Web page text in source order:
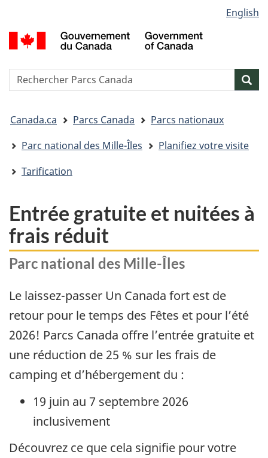
au
contenu
« Au
du
la
HTML
de
la
langue
English
Reserche
êtes
ici&nbsp;:
Canada.ca Parcs Canada
Parcs nationaux
Parc national des Mille-Îles
Planifiez votre visite
Tarification
Entrée gratuite et nuitées à
frais réduit
Parc national des Mille-Îles
Le laissez-passer Un Canada fort est de
retour pour le temps des Fêtes et pour l’été
2026! Parcs Canada offre l’entrée gratuite et
une réduction de 25 % sur les frais de
camping et d’hébergement du :
19 juin au 7 septembre 2026
inclusivement
Découvrez ce que cela signifie pour votre